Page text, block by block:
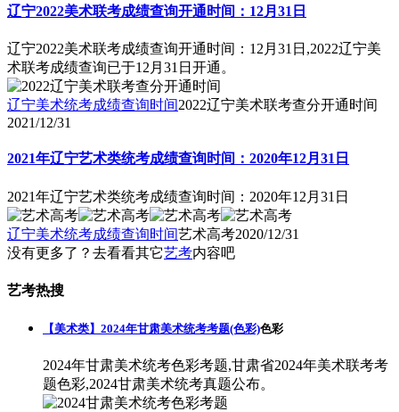
辽宁2022美术联考成绩查询开通时间：12月31日
辽宁2022美术联考成绩查询开通时间：12月31日,2022辽宁美
术联考成绩查询已于12月31日开通。
辽宁美术统考成绩查询时间2022辽宁美术联考查分开通时间
2021/12/31
2021年辽宁艺术类统考成绩查询时间：2020年12月31日
2021年辽宁艺术类统考成绩查询时间：2020年12月31日
辽宁美术统考成绩查询时间艺术高考2020/12/31
没有更多了？去看看其它艺考内容吧
艺考热搜
【美术类】2024年甘肃美术统考考题(色彩)色彩
2024年甘肃美术统考色彩考题,甘肃省2024年美术联考考
题色彩,2024甘肃美术统考真题公布。